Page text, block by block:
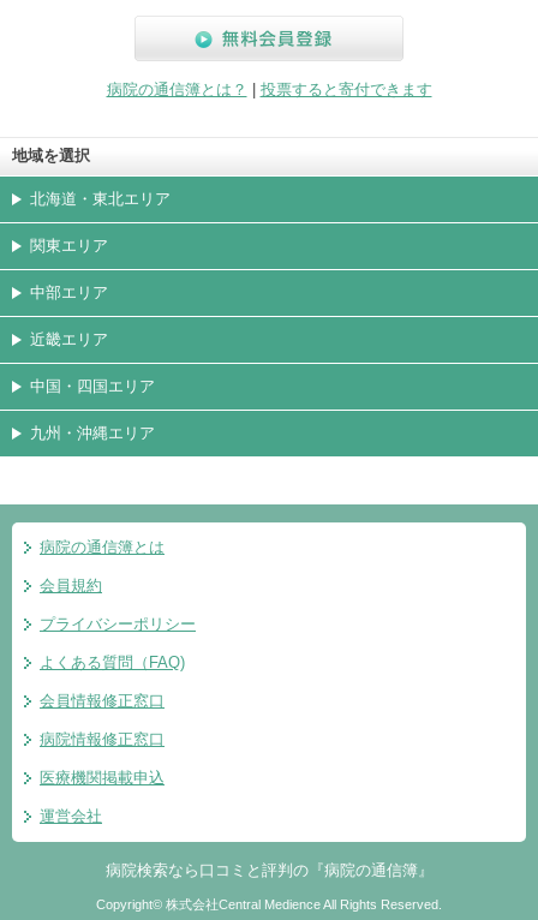
病院の通信簿とは？
投票すると寄付できます
地域を選択
北海道・東北エリア
関東エリア
中部エリア
近畿エリア
中国・四国エリア
九州・沖縄エリア
病院の通信簿とは
会員規約
プライバシーポリシー
よくある質問（FAQ)
会員情報修正窓口
病院情報修正窓口
医療機関掲載申込
運営会社
病院検索なら口コミと評判の『病院の通信簿』
Copyright© 株式会社Central Medience All Rights Reserved.